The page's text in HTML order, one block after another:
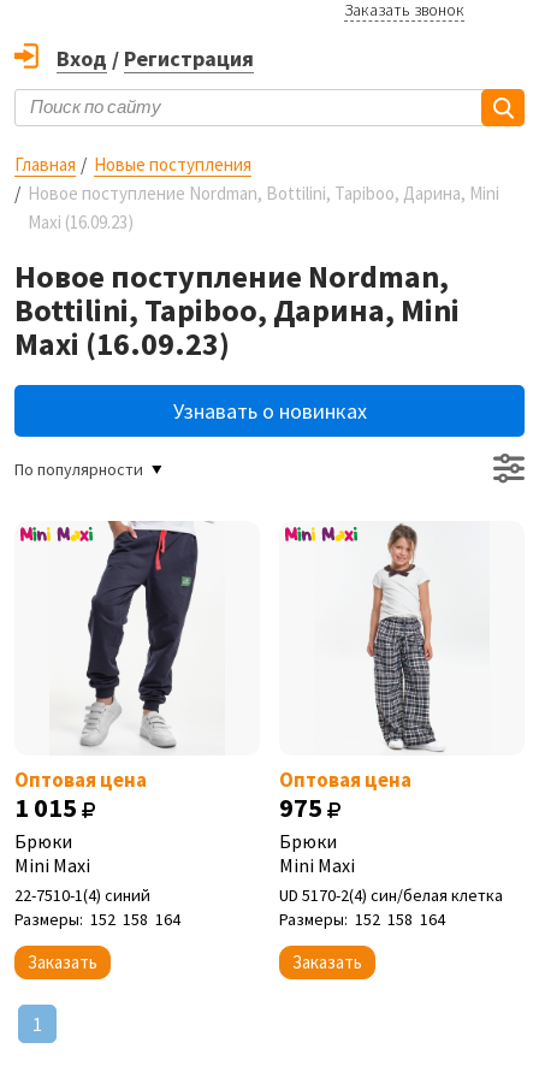
Заказать звонок
Вход / Регистрация
Главная
Новые поступления
Новое поступление Nordman, Bottilini, Tapiboo, Дарина, Mini
Maxi (16.09.23)
Новое поступление Nordman,
Bottilini, Tapiboo, Дарина, Mini
Maxi (16.09.23)
Узнавать о новинках
По популярности
Оптовая цена
1 015
Брюки
Mini Maxi
22-7510-1(4) синий
Размеры: 152 158 164
Заказать
Оптовая цена
975
Брюки
Mini Maxi
UD 5170-2(4) син/белая клетка
Размеры: 152 158 164
Заказать
1